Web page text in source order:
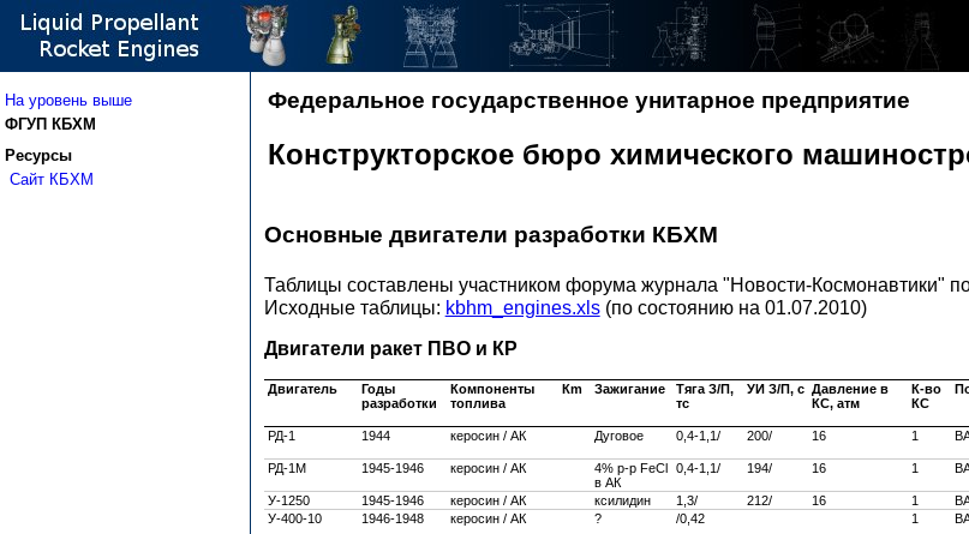
На уровень выше
ФГУП КБХМ
Ресурсы
Сайт КБХМ
Федеральное государственное унитарное предприятие
Конструкторское бюро химического
Основные двигатели разработки КБХМ
Таблицы составлены участником форума журнала "Новости-Космонавтики"
Исходные таблицы: kbhm_engines.xls(по состоянию на 01.07.2010)
Двигатели ракет ПВО и КР
Двигатель
Годы
разработки
Компоненты
топлива
Кm Зажигание
Тяга З/П,
тс
УИ З/П, c Давление в
КС, атм
К-во
КС
РД-1 1944 керосин / АК Дуговое 0,4-1,1/ 200/ 16 1
РД-1М
1945-1946 керосин / АК
4% р-р FeCl
в АК
0,4-1,1/ 194/ 16 1
У-1250
1945-1946 керосин / АК ксилидин 1,3/ 212/ 16 1
У-400-10
1946-1948 керосин / АК ? /0,42 1